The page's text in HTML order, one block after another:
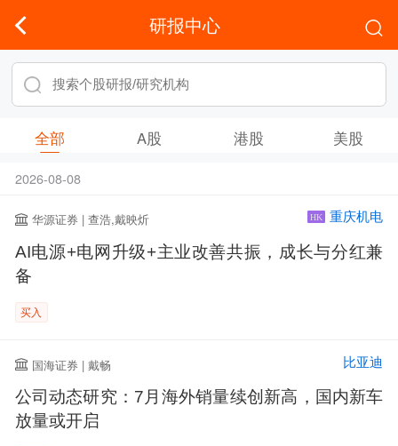
研报中心
全部 A股 港股 美股
2026-08-08
华源证券 | 查浩,戴映炘 HK 重庆机电
AI电源+电网升级+主业改善共振，成长与分红兼
备
买入
国海证券 | 戴畅 比亚迪
公司动态研究：7月海外销量续创新高，国内新车
放量或开启